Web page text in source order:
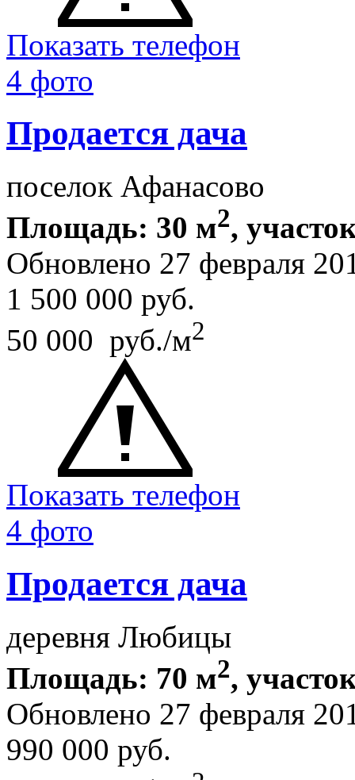
Показать телефон
4 фото
Продается дача
поселок Афанасово
Площадь: 30 м2,
Обновлено 27 февраля
1 500 000 руб.
50 000 руб./м2
Показать телефон
4 фото
Продается дача
деревня Любицы
Площадь: 70 м2,
Обновлено 27 февраля
990 000 руб.